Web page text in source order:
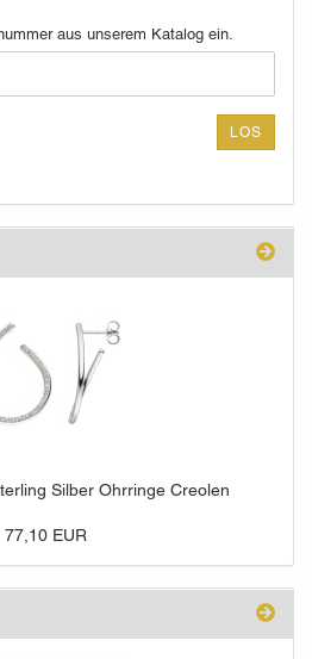
aus unserem Katalog ein.
LOS
Silber Ohrringe Creolen
77,10 EUR